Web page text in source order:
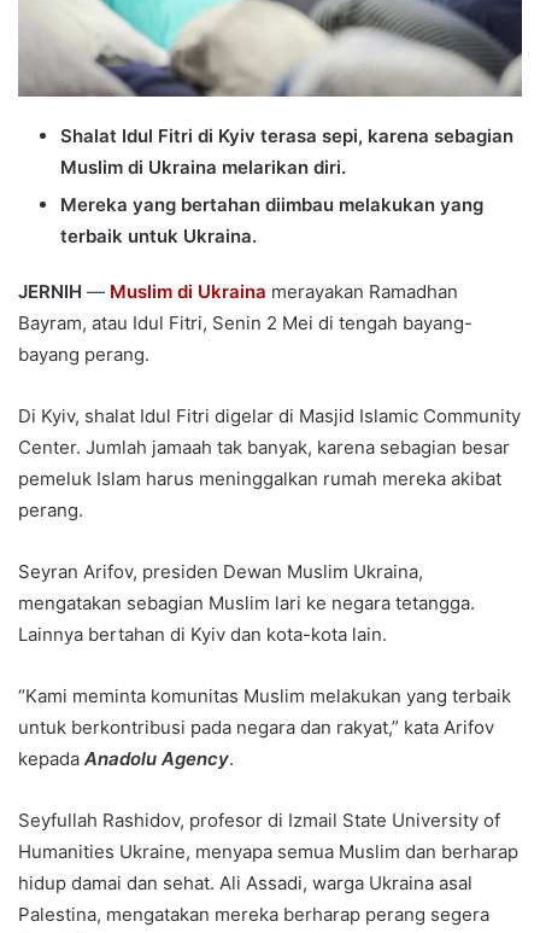
Shalat Idul Fitri di Kyiv terasa sepi, karena sebagian
Muslim di Ukraina melarikan diri.
Mereka yang bertahan diimbau melakukan yang
terbaik untuk Ukraina.
JERNIH — Muslim di Ukraina merayakan Ramadhan
Bayram, atau Idul Fitri, Senin 2 Mei di tengah bayang-
bayang perang.
Di Kyiv, shalat Idul Fitri digelar di Masjid Islamic Community
Center. Jumlah jamaah tak banyak, karena sebagian besar
pemeluk Islam harus meninggalkan rumah mereka akibat
perang.
Seyran Arifov, presiden Dewan Muslim Ukraina,
mengatakan sebagian Muslim lari ke negara tetangga.
Lainnya bertahan di Kyiv dan kota-kota lain.
“Kami meminta komunitas Muslim melakukan yang terbaik
untuk berkontribusi pada negara dan rakyat,” kata Arifov
kepada Anadolu Agency.
Seyfullah Rashidov, profesor di Izmail State University of
Humanities Ukraine, menyapa semua Muslim dan berharap
hidup damai dan sehat. Ali Assadi, warga Ukraina asal
Palestina, mengatakan mereka berharap perang segera